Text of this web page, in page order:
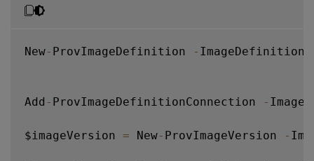
New- ProvImageDefinition -
Add - ProvImageDefinitionConnection -
$imageVersion = New- ProvImageVersion -